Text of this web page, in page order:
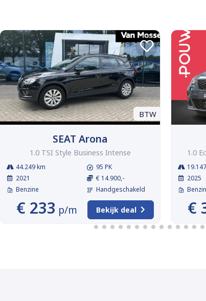
BTW
SEAT Arona
1.0 TSI Style Business Intense
44.249 km
2021
Benzine
95 PK
€ 14.900,-
Handgeschakeld
€ 233 p/m Bekijk deal
1.0
2025
€